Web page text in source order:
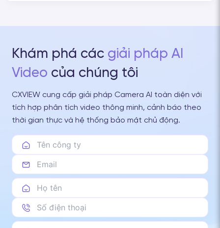
Khám phá các giải pháp AI
Video của chúng tôi
CXVIEW cung cấp giải pháp Camera AI toàn diện với
tích hợp phân tích video thông minh, cảnh báo theo
thời gian thực và hệ thống bảo mật chủ động.